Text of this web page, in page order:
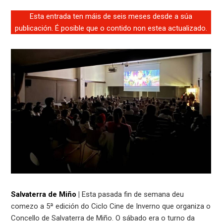
Esta entrada ten máis de seis meses desde a súa
publicación. É posible que o contido non estea actualizado.
Salvaterra de Miño | Esta pasada fin de semana deu
comezo a 5ª edición do Ciclo Cine de Inverno que organiza o
Concello de Salvaterra de Miño. O sábado era o turno da